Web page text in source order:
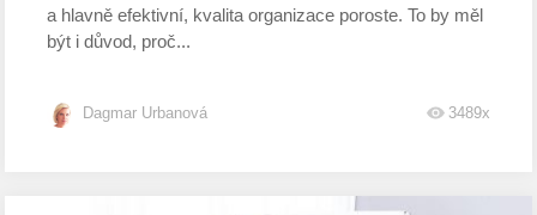
a hlavně efektivní, kvalita organizace poroste. To by měl
být i důvod, proč...
Dagmar Urbanová 3489x